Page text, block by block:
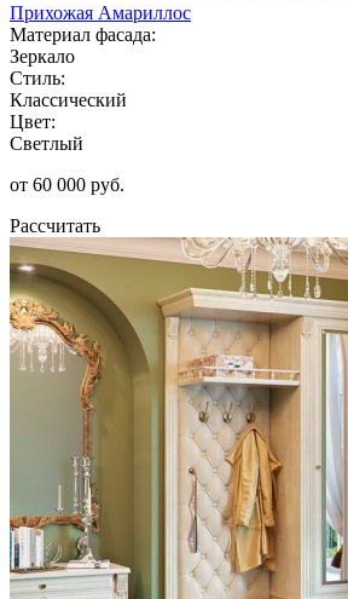
Прихожая Амариллос
Материал фасада:
Зеркало
Стиль:
Классический
Цвет:
Светлый
от 60 000 руб.
Рассчитать